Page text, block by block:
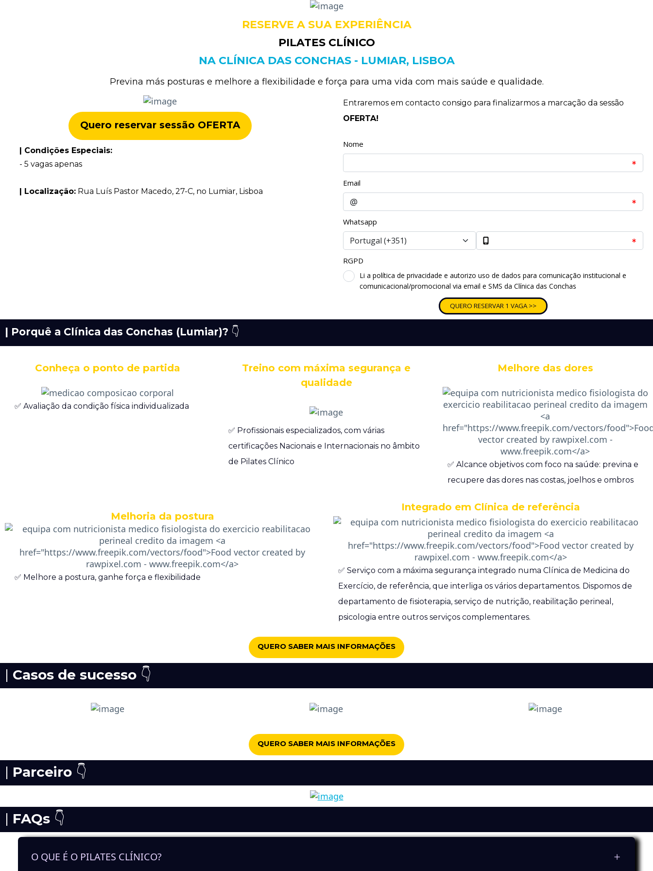
RESERVE A SUA EXPERIÊNCIA
PILATES CLÍNICO
NA CLÍNICA DAS CONCHAS - LUMIAR, LISBOA
Previna más posturas e melhore a flexibilidade e força para uma vida com mais saúde e qualidade.
Quero reservar sessão OFERTA
| Condições Especiais:
- 5 vagas apenas
| Localização: Rua Luís Pastor Macedo, 27-C, no Lumiar, Lisboa
Entraremos em contacto consigo para finalizarmos a marcação da sessão
OFERTA!
Nome
Email
@
Whatsapp
RGPD
Li a política de privacidade e autorizo uso de dados para comunicação institucional e
comunicacional/promocional via email e SMS da Clínica das Conchas
QUERO RESERVAR 1 VAGA >>
| Porquê a Clínica das Conchas (Lumiar)? 👇
Conheça o ponto de partida
✅ Avaliação da condição física individualizada
Treino com máxima segurança e
qualidade
✅ Profissionais especializados, com várias
certificações Nacionais e Internacionais no âmbito
de Pilates Clínico
Melhore das dores
✅ Alcance objetivos com foco na saúde: previna e
recupere das dores nas costas, joelhos e ombros
Melhoria da postura
✅ Melhore a postura, ganhe força e flexibilidade
Integrado em Clínica de referência
✅ Serviço com a máxima segurança integrado numa Clínica de Medicina do
Exercício, de referência, que interliga os vários departamentos. Dispomos de
departamento de fisioterapia, serviço de nutrição, reabilitação perineal,
psicologia entre outros serviços complementares.
QUERO SABER MAIS INFORMAÇÕES
| Casos de sucesso 👇
QUERO SABER MAIS INFORMAÇÕES
| Parceiro 👇
| FAQs 👇
O QUE É O PILATES CLÍNICO?